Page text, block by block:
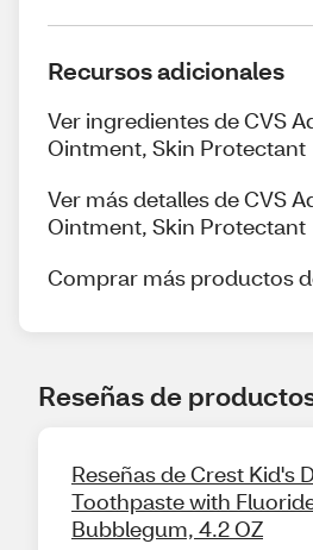
Recursos adicionales
Ver ingredientes de CVS
Ointment, Skin Protectant
Ver más detalles de CVS
Ointment, Skin Protectant
Comprar más productos
Reseñas de
Reseñas de Crest Kid's
Toothpaste with
Bubblegum, 4.2 OZ